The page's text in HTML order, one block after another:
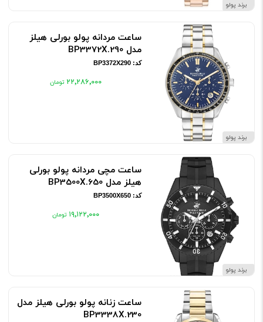
برند پولو
برند پولو
ساعت مردانه پولو بورلی هیلز
مدل BP3372X.290
کد: BP3372X290
۲۲٬۲۸۶٬۰۰۰
برند پولو
ساعت مچی مردانه پولو بورلی
هیلز مدل BP3500X.650
کد: BP3500X650
۱۹٬۱۲۲٬۰۰۰
ساعت زنانه پولو بورلی هیلز مدل
BP3338X.230